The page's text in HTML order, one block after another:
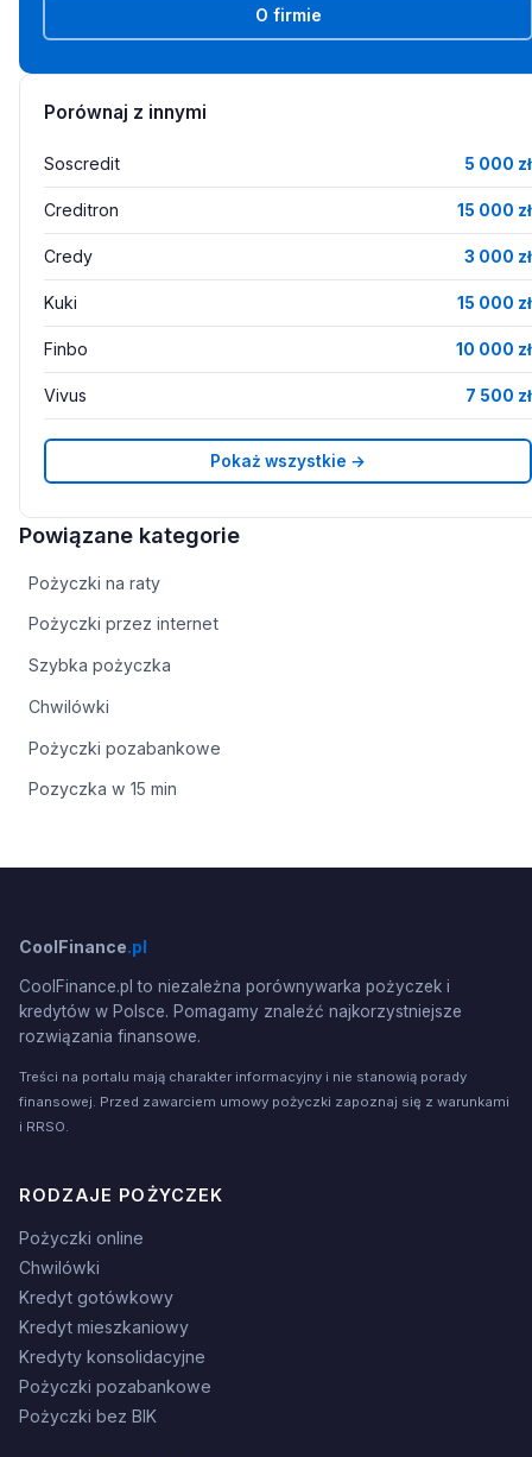
O firmie
Porównaj z innymi
Soscredit 5 000 zł
Creditron 15 000 zł
Credy 3 000 zł
Kuki 15 000 zł
Finbo 10 000 zł
Vivus 7 500 zł
Pokaż wszystkie →
Powiązane kategorie
Pożyczki na raty
Pożyczki przez internet
Szybka pożyczka
Chwilówki
Pożyczki pozabankowe
Pozyczka w 15 min
CoolFinance.pl
CoolFinance.pl to niezależna porównywarka pożyczek i
kredytów w Polsce. Pomagamy znaleźć najkorzystniejsze
rozwiązania finansowe.
Treści na portalu mają charakter informacyjny i nie stanowią porady
finansowej. Przed zawarciem umowy pożyczki zapoznaj się z warunkami
i RRSO.
RODZAJE POŻYCZEK
Pożyczki online
Chwilówki
Kredyt gotówkowy
Kredyt mieszkaniowy
Kredyty konsolidacyjne
Pożyczki pozabankowe
Pożyczki bez BIK